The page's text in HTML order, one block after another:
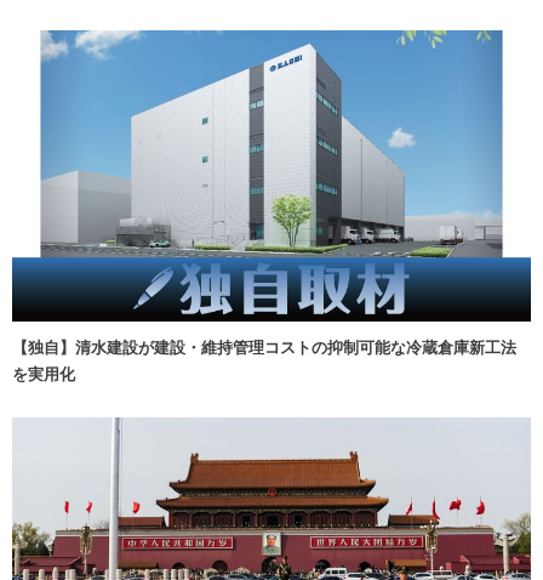
【独自】清水建設が建設・維持管理コストの抑制可能な冷蔵倉庫新工法
を実用化